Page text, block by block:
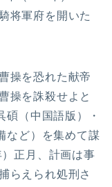
将軍府を開いた
操を恐れた献帝
操を誅殺せよと
（中国語版）・
など）を集めて謀
正月、計画は事
らえられ処刑さ